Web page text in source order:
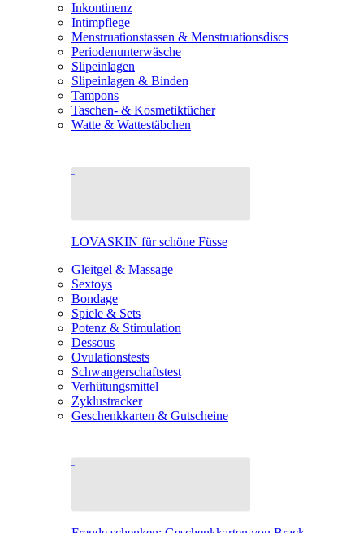
Inkontinenz
Intimpflege
Menstruationstassen & Menstruationsdiscs
Periodenunterwäsche
Slipeinlagen
Slipeinlagen & Binden
Tampons
Taschen- & Kosmetiktücher
Watte & Wattestäbchen
LOVASKIN für schöne Füsse
Gleitgel & Massage
Sextoys
Bondage
Spiele & Sets
Potenz & Stimulation
Dessous
Ovulationstests
Schwangerschaftstest
Verhütungsmittel
Zyklustracker
Geschenkkarten & Gutscheine